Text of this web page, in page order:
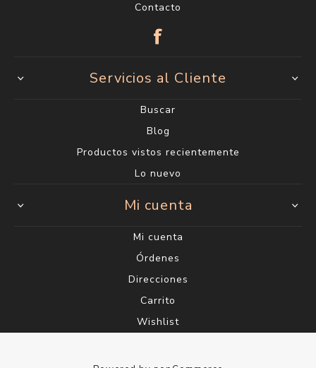
Contacto
Servicios al Cliente
Buscar
Blog
Productos vistos recientemente
Lo nuevo
Mi cuenta
Mi cuenta
Órdenes
Direcciones
Carrito
Wishlist